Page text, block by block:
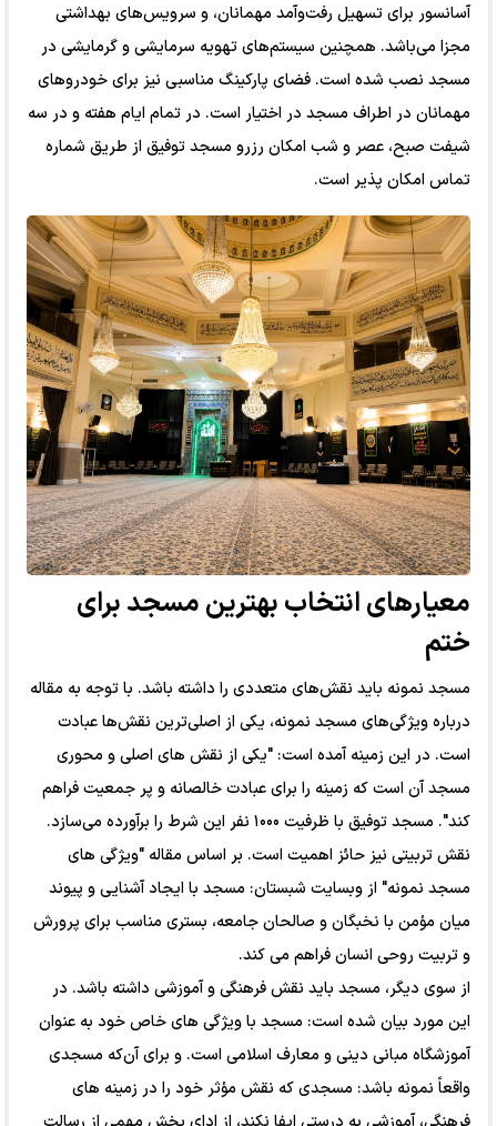
آسانسور برای تسهیل رفت‌وآمد مهمانان، و سرویس‌های بهداشتی
مجزا می‌باشد. همچنین سیستم‌های تهویه سرمایشی و گرمایشی در
مسجد نصب شده است. فضای پارکینگ مناسبی نیز برای خودروهای
مهمانان در اطراف مسجد در اختیار است. در تمام ایام هفته و در سه
شیفت صبح، عصر و شب امکان رزرو مسجد توفیق از طریق شماره
تماس امکان پذیر است.
معیارهای انتخاب بهترین مسجد برای
ختم
مسجد نمونه باید نقش‌های متعددی را داشته باشد. با توجه به مقاله
درباره ویژگی‌های مسجد نمونه، یکی از اصلی‌ترین نقش‌ها عبادت
است. در این زمینه آمده است: "یکی از نقش های اصلی و محوری
مسجد آن است که زمینه را برای عبادت خالصانه و پر جمعیت فراهم
کند". مسجد توفیق با ظرفیت ۱۰۰۰ نفر این شرط را برآورده می‌سازد.
نقش تربیتی نیز حائز اهمیت است. بر اساس مقاله "ویژگی های
مسجد نمونه" از وبسایت شبستان: مسجد با ایجاد آشنایی و پیوند
میان مؤمن با نخبگان و صالحان جامعه، بستری مناسب برای پرورش
و تربیت روحی انسان فراهم می کند.
از سوی دیگر، مسجد باید نقش فرهنگی و آموزشی داشته باشد. در
این مورد بیان شده است: مسجد با ویژگی های خاص خود به عنوان
آموزشگاه مبانی دینی و معارف اسلامی است. و برای آن‌که مسجدی
واقعاً نمونه باشد: مسجدی که نقش مؤثر خود را در زمینه های